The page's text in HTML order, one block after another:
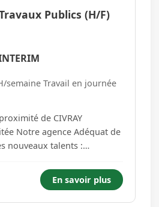
Publics (H/F)
semaine Travail en journée
de CIVRAY
de
nouveaux talents :
matériaux de construction
Livrer les matériaux en bon
sur les chantiers. ...
En savoir plus